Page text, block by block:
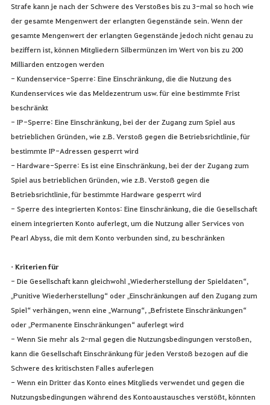
Strafe kann je nach der Schwere des Verstoßes bis zu 3-mal so hoch wie
der gesamte Mengenwert der erlangten Gegenstände sein. Wenn der
gesamte Mengenwert der erlangten Gegenstände jedoch nicht genau zu
beziffern ist, können Mitgliedern Silbermünzen im Wert von bis zu 200
Milliarden entzogen werden
- Kundenservice-Sperre: Eine Einschränkung, die die Nutzung des
Kundenservices wie das Meldezentrum usw. für eine bestimmte Frist
beschränkt
- IP-Sperre: Eine Einschränkung, bei der der Zugang zum Spiel aus
betrieblichen Gründen, wie z.B. Verstoß gegen die Betriebsrichtlinie, für
bestimmte IP-Adressen gesperrt wird
- Hardware-Sperre: Es ist eine Einschränkung, bei der der Zugang zum
Spiel aus betrieblichen Gründen, wie z.B. Verstoß gegen die
Betriebsrichtlinie, für bestimmte Hardware gesperrt wird
- Sperre des integrierten Kontos: Eine Einschränkung, die die Gesellschaft
einem integrierten Konto auferlegt, um die Nutzung aller Services von
Pearl Abyss, die mit dem Konto verbunden sind, zu beschränken
• Kriterien für
- Die Gesellschaft kann gleichwohl „Wiederherstellung der Spieldaten“,
„Punitive Wiederherstellung“ oder „Einschränkungen auf den Zugang zum
Spiel“ verhängen, wenn eine „Warnung“, „Befristete Einschränkungen“
oder „Permanente Einschränkungen“ auferlegt wird
- Wenn Sie mehr als 2-mal gegen die Nutzungsbedingungen verstoßen,
kann die Gesellschaft Einschränkung für jeden Verstoß bezogen auf die
Schwere des kritischsten Falles auferlegen
- Wenn ein Dritter das Konto eines Mitglieds verwendet und gegen die
Nutzungsbedingungen während des Kontoaustausches verstößt, könnten